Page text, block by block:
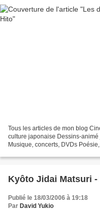
Tous les articles de mon blog
culture japonaise Dessins-
Musique, concerts, DVDs
Kyôto Jidai Matsuri
Publié le 18/03/2006 à 19:18
Par David Yukio